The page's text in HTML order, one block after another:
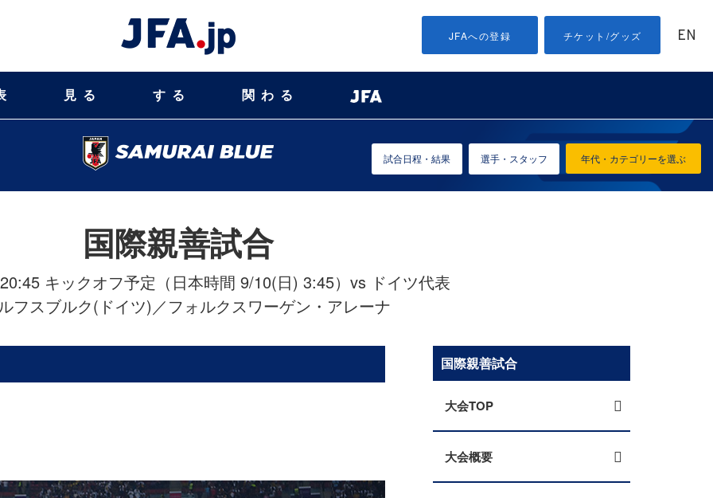
JFAへの登録 チケット/グッズ EN
見る する 関わる
年代・カテゴリーを選ぶ
試合日程・結果 選手・スタッフ
国際親善試合
キックオフ予定（日本時間 9/10(日) 3:45）vs ドイツ代表
フスブルク(ドイツ)／フォルクスワーゲン・アレーナ
国際親善試合
大会TOP
大会概要